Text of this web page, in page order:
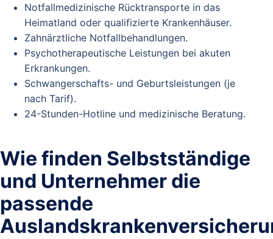
Notfallmedizinische Rücktransporte in das
Heimatland oder qualifizierte Krankenhäuser.
Zahnärztliche Notfallbehandlungen.
Psychotherapeutische Leistungen bei akuten
Erkrankungen.
Schwangerschafts- und Geburtsleistungen (je
nach Tarif).
24-Stunden-Hotline und medizinische Beratung.
Wie finden Selbstständige
und Unternehmer die
passende